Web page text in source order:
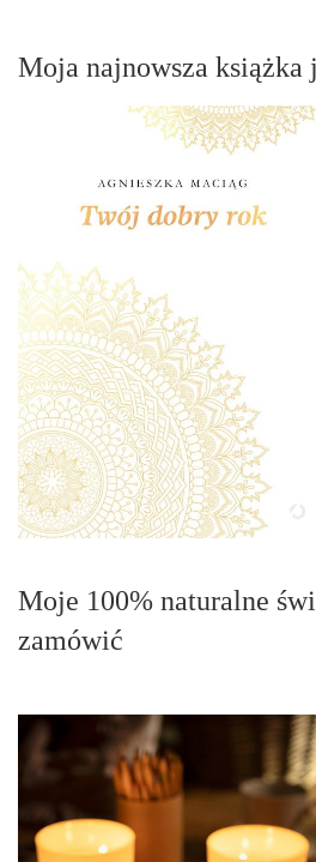
Moja najnowsza książka
Moje 100% naturalne
zamówić